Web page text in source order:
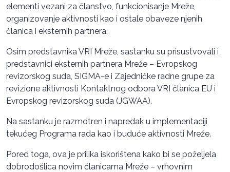
elementi vezani za članstvo, funkcionisanje Mreže,
organizovanje aktivnosti kao i ostale obaveze njenih
članica i eksternih partnera.
Osim predstavnika VRI Mreže, sastanku su prisustvovali i
predstavnici eksternih partnera Mreže – Evropskog
revizorskog suda, SIGMA-e i Zajedničke radne grupe za
revizione aktivnosti Kontaktnog odbora VRI članica EU i
Evropskog revizorskog suda (JGWAA).
Na sastanku je razmotren i napredak u implementaciji
tekućeg Programa rada kao i buduće aktivnosti Mreže.
Pored toga, ova je prilika iskorištena kako bi se poželjela
dobrodošlica novim članicama Mreže – vrhovnim